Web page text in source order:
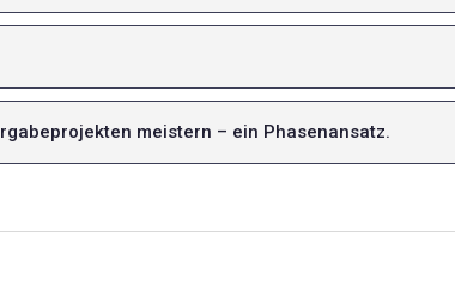
meistern – ein Phasenansatz.